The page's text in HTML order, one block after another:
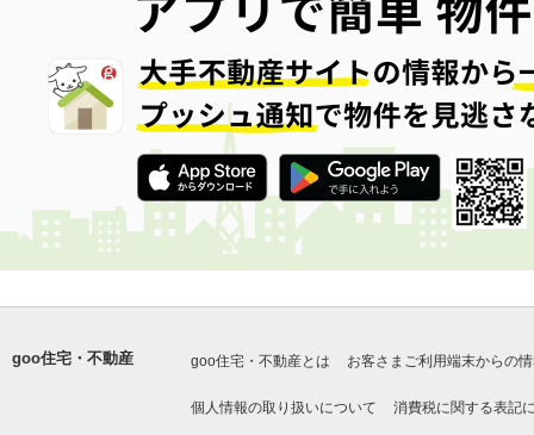
goo住宅・不動産 goo住宅・不動産とは お客さまご利用端末からの
個人情報の取り扱いについて 消費税に関する表記